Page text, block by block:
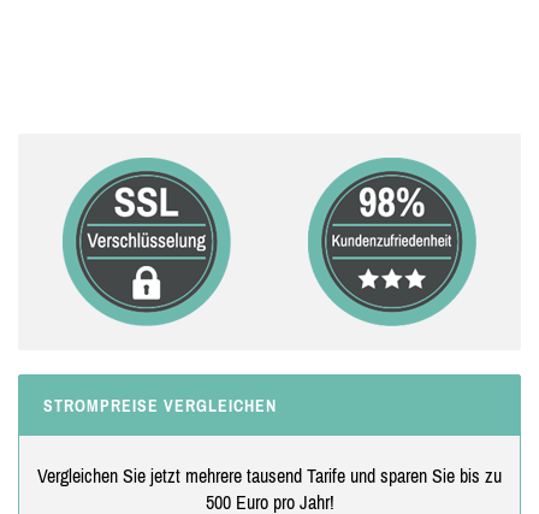
STROMPREISE VERGLEICHEN
Vergleichen Sie jetzt mehrere tausend Tarife und sparen Sie bis zu
500 Euro pro Jahr!